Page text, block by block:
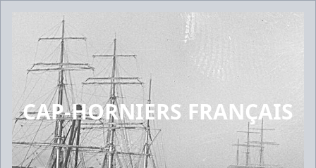
CAP-HORNIERS FRANÇAIS